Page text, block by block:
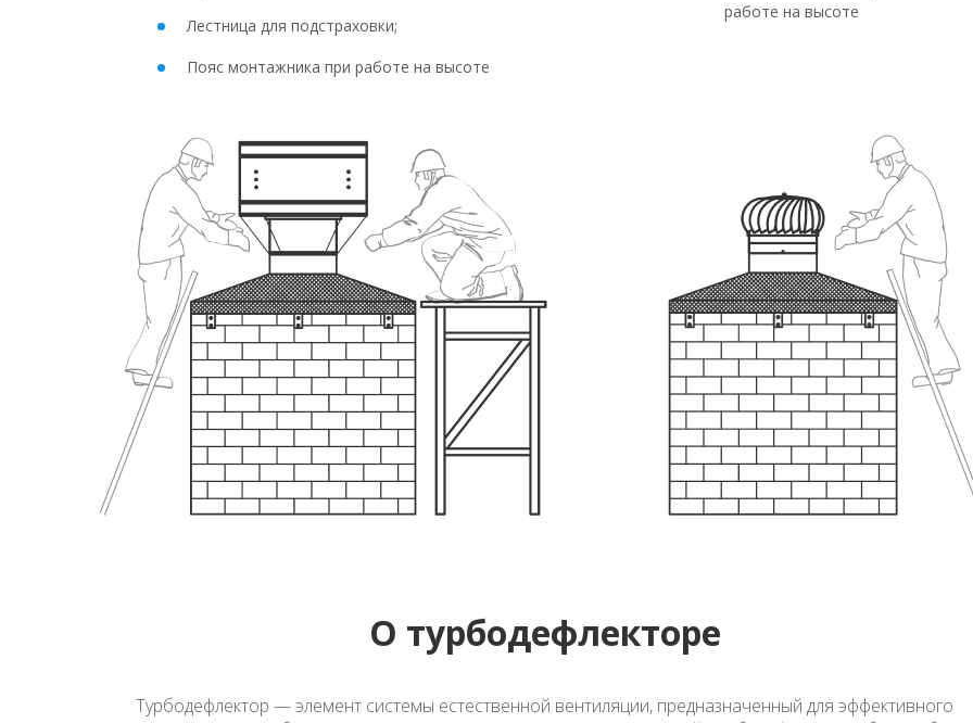
Лестница для подстраховки;
Пояс монтажника при работе на высоте
работе на высоте
О турбодефлекторе
Турбодефлектор — элемент системы естественной вентиляции, предназначенный для эффективного